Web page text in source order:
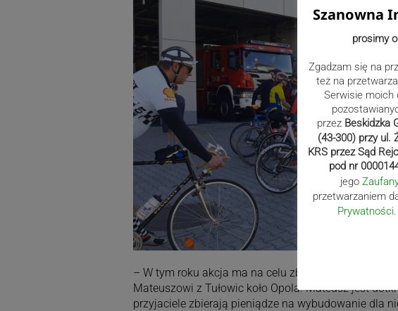
– W tym roku akcja ma na celu zbiórkę środków
Mateuszowi z Tułowic koło Opola. Mateusz jest
przyjaciele zbierają pieniądze na wybudowanie dla
Szanowna
prosimy
Zgadzam się na
też na
Serwisie moich
przez Beskidzka
(43-300) przy ul.
KRS przez Sąd
pod nr
jego
przetwarzaniem
Prywatności